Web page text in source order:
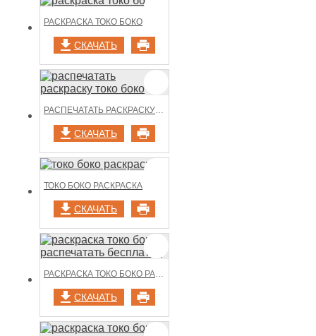
РАСКРАСКА ТОКО БОКО
СКАЧАТЬ
РАСПЕЧАТАТЬ РАСКРАСКУ ТОКО БОКО
СКАЧАТЬ
ТОКО БОКО РАСКРАСКА
СКАЧАТЬ
РАСКРАСКА ТОКО БОКО РАСПЕЧАТАТЬ БЕСПЛАТНО
СКАЧАТЬ